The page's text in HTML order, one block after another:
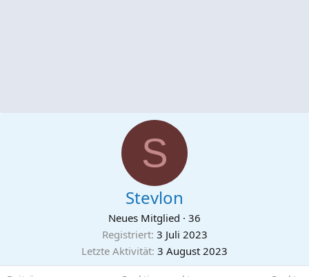
S
Stevlon
Neues Mitglied · 36
Registriert 3 Juli 2023
Letzte Aktivität 3 August 2023